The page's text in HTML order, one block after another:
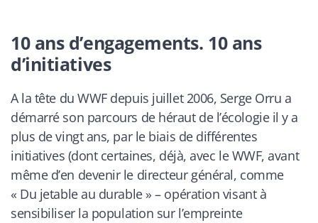
10 ans d’engagements. 10 ans
d’initiatives
A la tête du WWF depuis juillet 2006, Serge Orru a
démarré son parcours de héraut de l’écologie il y a
plus de vingt ans, par le biais de différentes
initiatives (dont certaines, déjà, avec le WWF, avant
même d’en devenir le directeur général, comme
« Du jetable au durable » – opération visant à
sensibiliser la population sur l’empreinte